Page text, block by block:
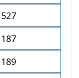
527
187
189